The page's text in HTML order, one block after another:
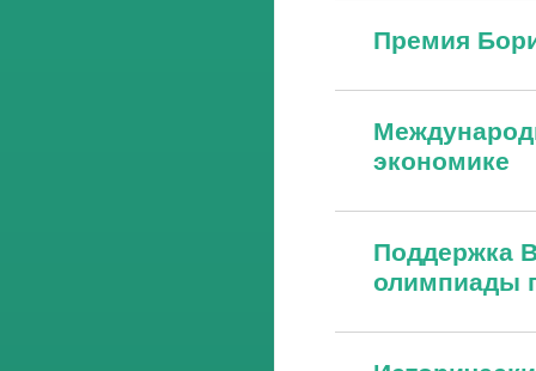
Премия
экономике
Поддержка
олимпиады